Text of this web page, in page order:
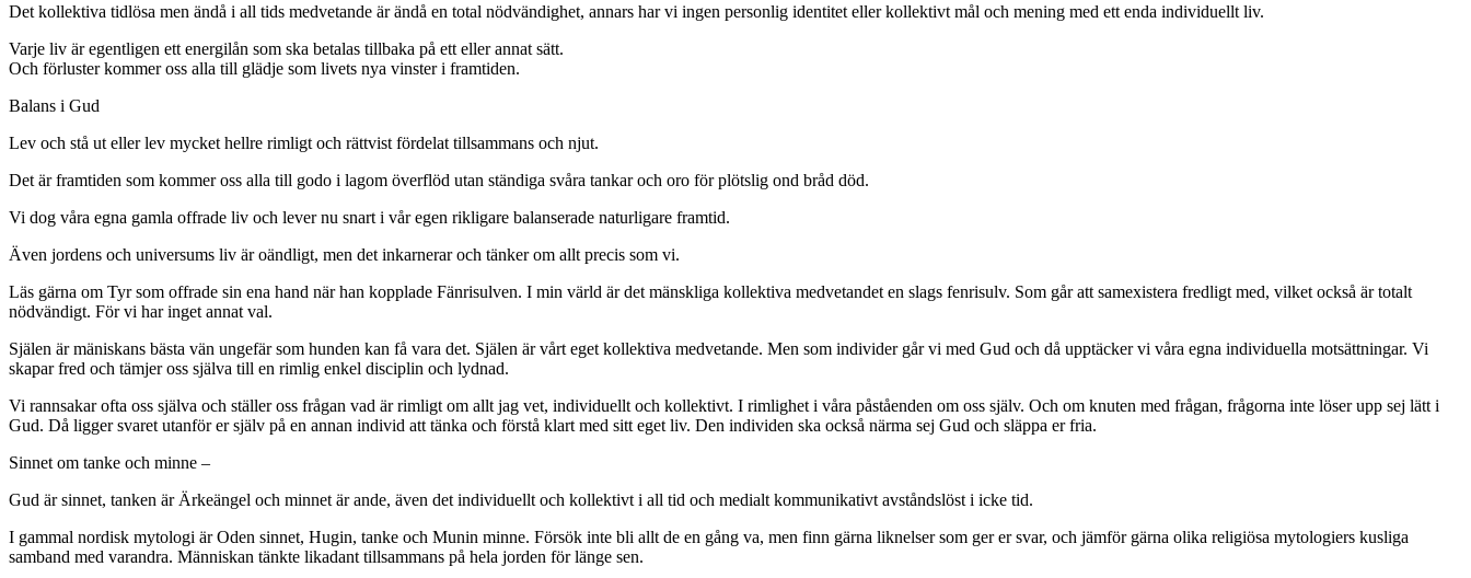
Det kollektiva tidlösa men ändå i all tids medvetande är ändå en total nödvändighet, annars har vi ingen personlig identitet eller kollektivt mål och mening med ett enda individuellt liv.
Varje liv är egentligen ett energilån som ska betalas tillbaka på ett eller annat sätt.
Och förluster kommer oss alla till glädje som livets nya vinster i framtiden.
Balans i Gud
Lev och stå ut eller lev mycket hellre rimligt och rättvist fördelat tillsammans och njut.
Det är framtiden som kommer oss alla till godo i lagom överflöd utan ständiga svåra tankar och oro för plötslig ond bråd död.
Vi dog våra egna gamla offrade liv och lever nu snart i vår egen rikligare balanserade naturligare framtid.
Även jordens och universums liv är oändligt, men det inkarnerar och tänker om allt precis som vi.
Läs gärna om Tyr som offrade sin ena hand när han kopplade Fänrisulven. I min värld är det mänskliga kollektiva medvetandet en slags fenrisulv. Som går att samexistera fredligt med, vilket också är totalt
nödvändigt. För vi har inget annat val.
Själen är mäniskans bästa vän ungefär som hunden kan få vara det. Själen är vårt eget kollektiva medvetande. Men som individer går vi med Gud och då upptäcker vi våra egna individuella motsättningar. Vi
skapar fred och tämjer oss själva till en rimlig enkel disciplin och lydnad.
Vi rannsakar ofta oss själva och ställer oss frågan vad är rimligt om allt jag vet, individuellt och kollektivt. I rimlighet i våra påståenden om oss själv. Och om knuten med frågan, frågorna inte löser upp sej lätt i
Gud. Då ligger svaret utanför er själv på en annan individ att tänka och förstå klart med sitt eget liv. Den individen ska också närma sej Gud och släppa er fria.
Sinnet om tanke och minne –
Gud är sinnet, tanken är Ärkeängel och minnet är ande, även det individuellt och kollektivt i all tid och medialt kommunikativt avståndslöst i icke tid.
I gammal nordisk mytologi är Oden sinnet, Hugin, tanke och Munin minne. Försök inte bli allt de en gång va, men finn gärna liknelser som ger er svar, och jämför gärna olika religiösa mytologiers kusliga
samband med varandra. Människan tänkte likadant tillsammans på hela jorden för länge sen.